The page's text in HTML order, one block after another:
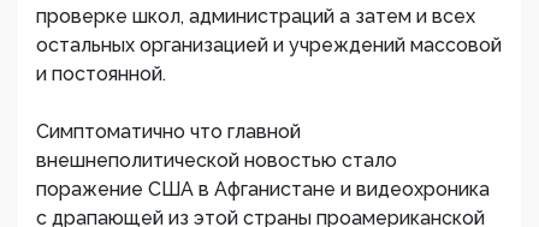
проверке школ, администраций а затем и всех
остальных организацией и учреждений массовой
и постоянной.
Симптоматично что главной
внешнеполитической новостью стало
поражение США в Афганистане и видеохроника
с драпающей из этой страны проамериканской